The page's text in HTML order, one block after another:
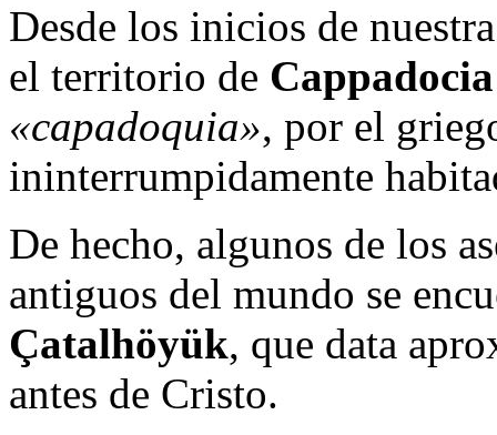
Desde los inicios de
el territorio de Cappadocia
«capadoquia», por el
ininterrumpidamente
De hecho, algunos de los
antiguos del mundo se
Çatalhöyük, que data
antes de Cristo.